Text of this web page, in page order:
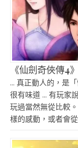
《仙劍奇俠傳4
... 真正動人的，是
很有味道 ... 有玩家
玩過當然無從比較
樣的感動，或者會